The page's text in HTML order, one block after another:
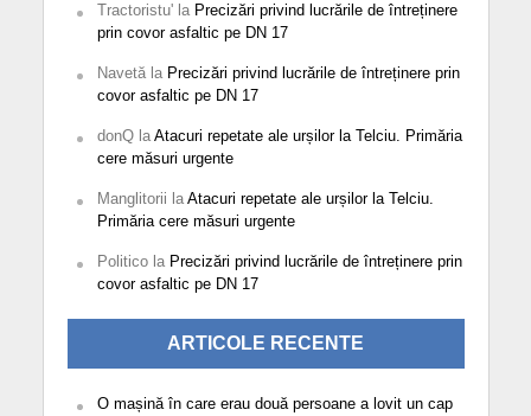
Tractoristu'la Precizări privind lucrările de întreținere
prin covor asfaltic pe DN 17
Navetăla Precizări privind lucrările de întreținere prin
covor asfaltic pe DN 17
donQla Atacuri repetate ale urșilor la Telciu. Primăria
cere măsuri urgente
Manglitorii la Atacuri repetate ale urșilor la Telciu.
Primăria cere măsuri urgente
Politicola Precizări privind lucrările de întreținere prin
covor asfaltic pe DN 17
ARTICOLE RECENTE
O mașină în care erau două persoane a lovit un cap